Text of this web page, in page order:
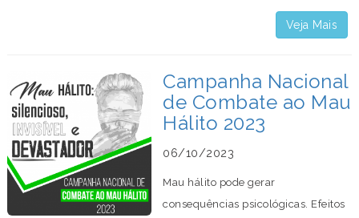
Veja Mais
Campanha Nacional
de Combate ao Mau
Hálito 2023
06/10/2023
Mau hálito pode gerar
consequências psicológicas. Efeitos